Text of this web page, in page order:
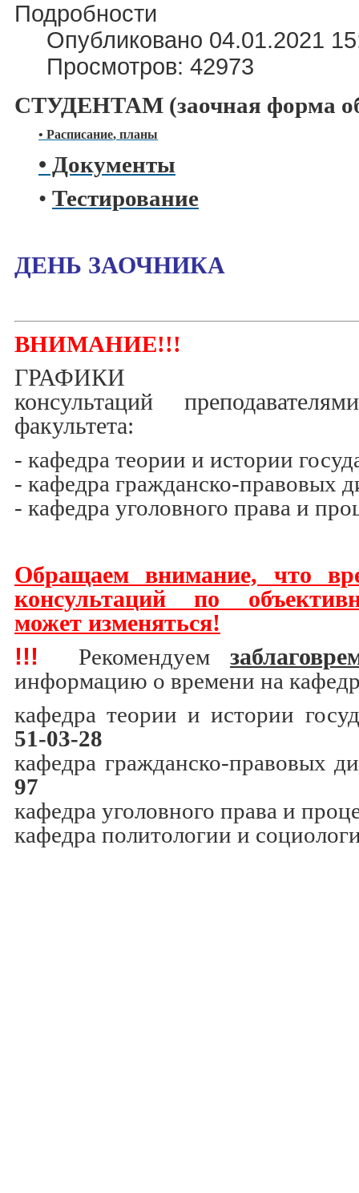
Подробности
Опубликовано 04.01.2021
Просмотров: 42973
СТУДЕНТАМ (заочная форма
• Расписание, планы
• Документы
• Тестирование
ДЕНЬ ЗАОЧНИКА
ВНИМАНИЕ!!!
ГРАФИКИ
консультаций
факультета:
- кафедра теории и истории
- кафедра гражданско-правовых
- кафедра уголовного права и
Обращаем внимание, что
консультаций по
может изменяться!
!!! Рекомендуем
информацию о времени на
кафедра теории и истории
51-03-28
кафедра гражданско-правовых
97
кафедра уголовного права и
кафедра политологии и